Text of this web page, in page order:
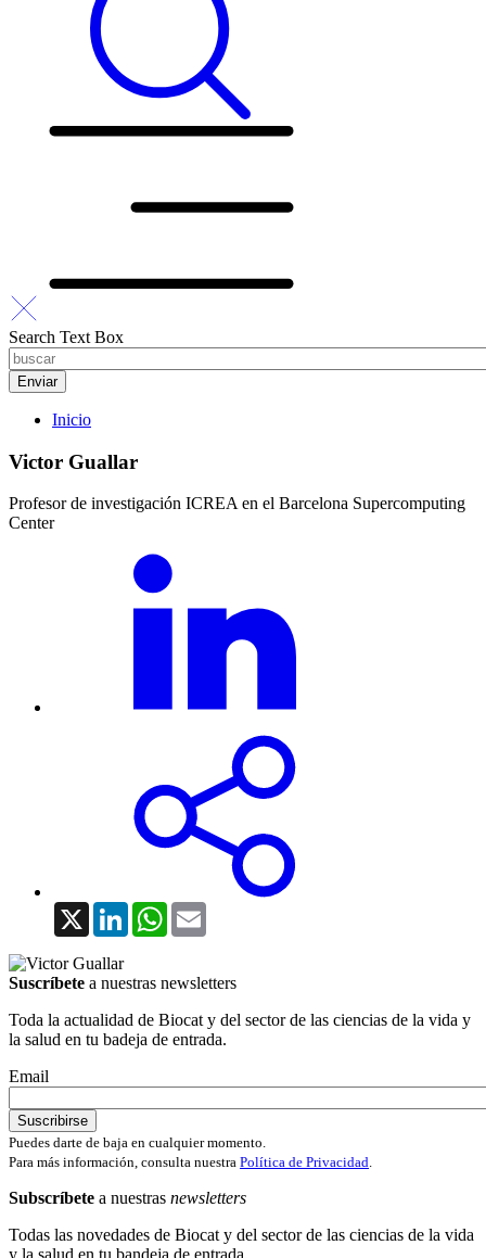
Search Text Box
Inicio
Victor Guallar
Profesor de investigación ICREA en el Barcelona Supercomputing
Center
X LinkedInWhatsApp
Suscríbete a nuestras newsletters
Toda la actualidad de Biocat y del sector de las ciencias de la vida y
la salud en tu badeja de entrada.
Email
Puedes darte de baja en cualquier momento.
Para más información, consulta nuestra Política de Privacidad.
Subscríbete a nuestras newsletters
Todas las novedades de Biocat y del sector de las ciencias de la vida